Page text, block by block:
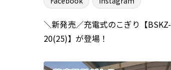
＼新発売／充電式のこぎり【BSKZ-
20(25)】が登場！